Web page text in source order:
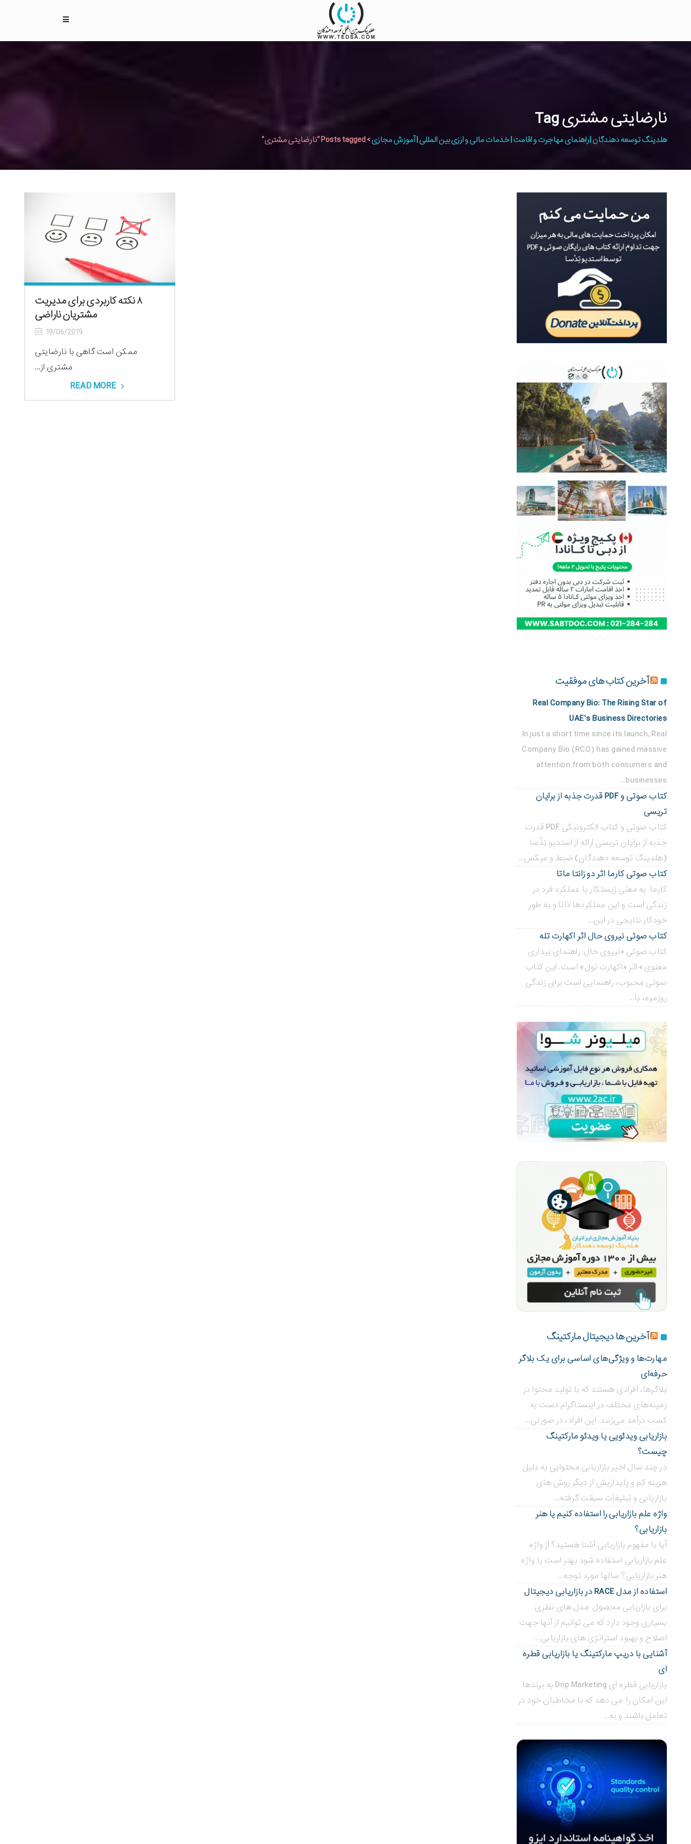
نارضایتی مشتری Tag
هلدینگ توسعه دهندگان | راهنمای مهاجرت و اقامت | خدمات مالی و ارزی بین المللی | آموزش مجازی>Posts tagged "نارضایتی مشتری"
۸ نکته کاربردی برای مدیریت
مشتریان ناراضی
19/06/2019
ممکن است گاهی با نارضایتی
مشتری از...
READ MORE
آخرین کتاب های موفقیت
Real Company Bio: The Rising Star of
UAE’s Business Directories
In just a short time since its launch, Real
Company Bio (RCO) has gained massive
attention from both consumers and
businesses...
کتاب صوتی و PDF قدرت جذبه از برایان
تریسی
کتاب صوتی و کتاب الکترونیکی PDF قدرت
جذبه از برایان تریسی ارائه از استدیو تِدْسا
(هلدینگ توسعه دهندگان) ضبط و میکس...
کتاب صوتی کارما اثر دو زانتا ماتا
کارما به معنی زیستکار یا عملکرد فرد در
زندگی است و این عملکردها ذاتا و به طور
خودکار نتایجی در این...
کتاب صوتی نیروی حال اثر اکهارت تله
کتاب صوتی «نیروی حال: راهنمای بیداری
معنوی» اثر «اکهارت تول» است. این کتاب
صوتی محبوب، راهنمایی است برای زندگی
روزمره، با...
آخرین ها دیجیتال مارکتینگ
مهارت‌ها و ویژگی‌های اساسی برای یک بلاگر
حرفه‌ای
بلاگر‌ها، افرادی هستند که با تولید محتوا در
زمینه‌های مختلف در اینستاگرام دست به
کسب درآمد می‌زنند. این افراد، در صورتی...
بازاریابی ویدئویی ‌یا ویدئو مارکتینگ
چیست؟
در چند سال اخیر بازاریابی محتوایی به دلیل
هزینه کم و پایداریش از دیگر روش های
بازاریابی و تبلیغات سبقت گرفته...
واژه علم بازاریابی را استفاده کنیم یا هنر
بازاریابی؟
آیا با مفهوم بازاریابی آشنا هستید؟ از واژه
علم بازاریابی استفاده شود بهتر است یا واژه
هنر بازاریابی؟ سالها مورد توجه...
استفاده از مدل RACE در بازاریابی دیجیتال
برای بازاریابی محصول مدل های نظری
بسیاری وجود دارد که می توانیم از آنها جهت
اصلاح و بهبود استراتژی های بازاریابی...
آشنایی با دریپ مارکتینگ یا بازاریابی قطره
ای
بازاریابی قطره ای Drip Marketing به برندها
این امکان را می دهد که با مخاطبان خود در
تعامل باشند و به...